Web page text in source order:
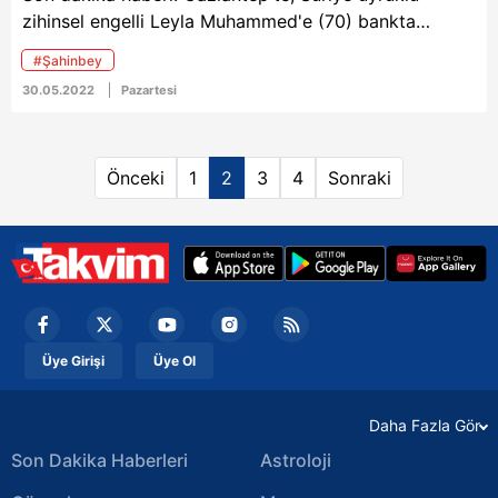
zihinsel engelli Leyla Muhammed'e (70) bankta
otururken tekmeyle saldıran ve gözaltına alınıp
ifadesi sonrası serbest bırakılan Şakir Çakır (39),
savcılığın itirazı üzerine yeniden gözaltına alınmıştı.
tamamlanmasının ardından zırhlı araçla adliyeye sevk
#Şahinbey
30.05.2022 Pazartesi
Önceki 1 2 3 4 Sonraki
Üye Girişi Üye Ol
Daha Fazla Gör
Son Dakika Haberleri
Astroloji